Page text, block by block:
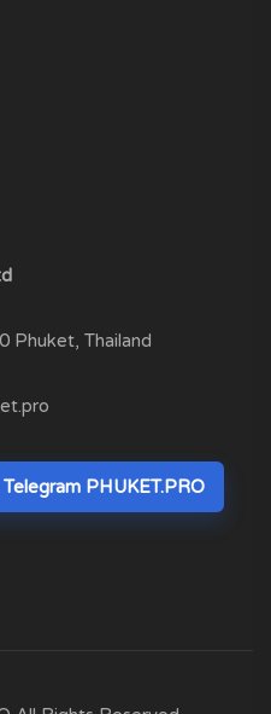
Phuket, Thailand
Telegram PHUKET.PRO